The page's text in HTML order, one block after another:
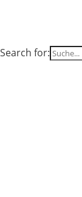
Search for: